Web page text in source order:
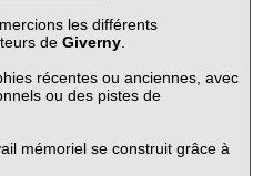
les différents
de Giverny.
récentes ou anciennes, avec
ou des pistes de
mémoriel se construit grâce à